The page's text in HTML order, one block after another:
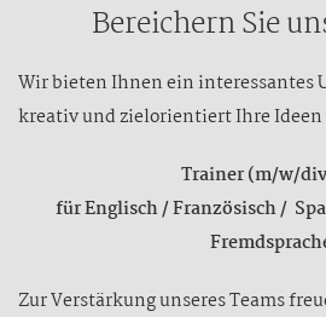
Bereichern Sie
Wir bieten Ihnen ein interessantes
kreativ und zielorientiert Ihre
Trainer (m/w/
für Englisch / Französisch /
Zur Verstärkung unseres Teams